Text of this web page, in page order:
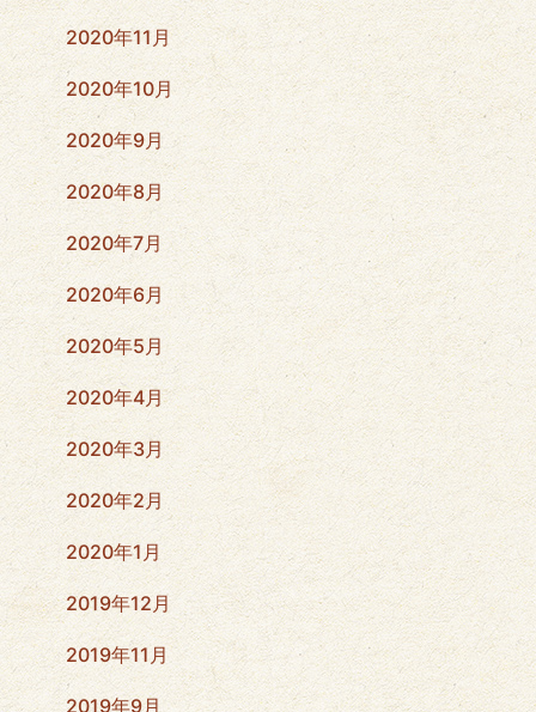
2020年11月
2020年10月
2020年9月
2020年8月
2020年7月
2020年6月
2020年5月
2020年4月
2020年3月
2020年2月
2020年1月
2019年12月
2019年11月
2019年9月